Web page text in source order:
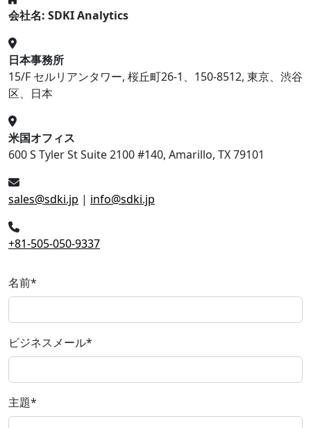
会社名: SDKI Analytics
日本事務所
15/F セルリアンタワー, 桜丘町26-1、150-8512, 東京、渋谷
区、日本
米国オフィス
600 S Tyler St Suite 2100 #140, Amarillo, TX 79101
sales@sdki.jp | info@sdki.jp
+81-505-050-9337
名前*
ビジネスメール*
主題*